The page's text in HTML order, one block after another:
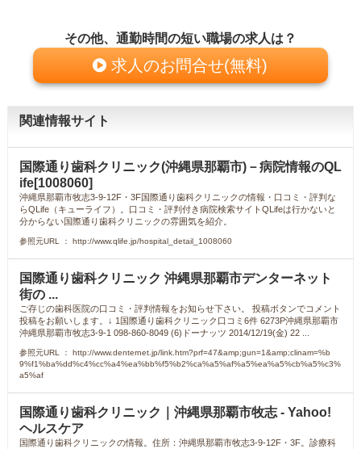
その他、通勤時間の短い職場の求人は？
求人のお問合せ(無料)
関連情報サイト
国際通り歯科クリニック(沖縄県那覇市)－病院情報のQL
ife[1008060]
沖縄県那覇市牧志3-9-12F・3F国際通り歯科クリニックの情報・口コミ・評判な
らQLife（キューライフ）。口コミ・評判付き病院検索サイトQLifeは行かないと
分からない国際通り歯科クリニックの雰囲気を紹介。
参照元URL ： http://www.qlife.jp/hospital_detail_1008060
国際通り歯科クリニック 沖縄県那覇市デンターネット
街の ...
ご存じの歯科医院の口コミ・評判情報をお知らせ下さい。 投稿ボタンでコメント
投稿をお願いします。↓ 1国際通り歯科クリニック口コミ6件 6273P沖縄県那覇市
沖縄県那覇市牧志3-9-1 098-860-8049 (6)ドーナッツ 2014/12/19(金) 22 ...
参照元URL ： http://www.denternet.jp/link.htm?prf=47&amp;gun=1&amp;clinam=%b
9%f1%ba%dd%c4%cc%a4%ea%bb%f5%b2%ca%a5%af%a5%ea%a5%cb%a5%c3%
a5%af
国際通り歯科クリニック｜沖縄県那覇市牧志 - Yahoo!
ヘルスケア
国際通り歯科クリニックの情報。住所：沖縄県那覇市牧志3-9-12F・3F。診療科